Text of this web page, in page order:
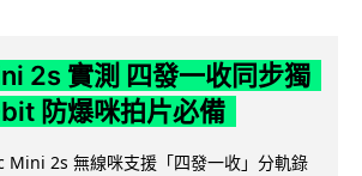
2s 實測 四發一收同步獨
防爆咪拍片必備
Mini 2s 無線咪支援「四發一收」分軌錄